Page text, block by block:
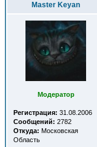
Master Keyan
Модератор
Регистрация: 31.08.2006
Сообщений: 2782
Откуда: Московская
Область